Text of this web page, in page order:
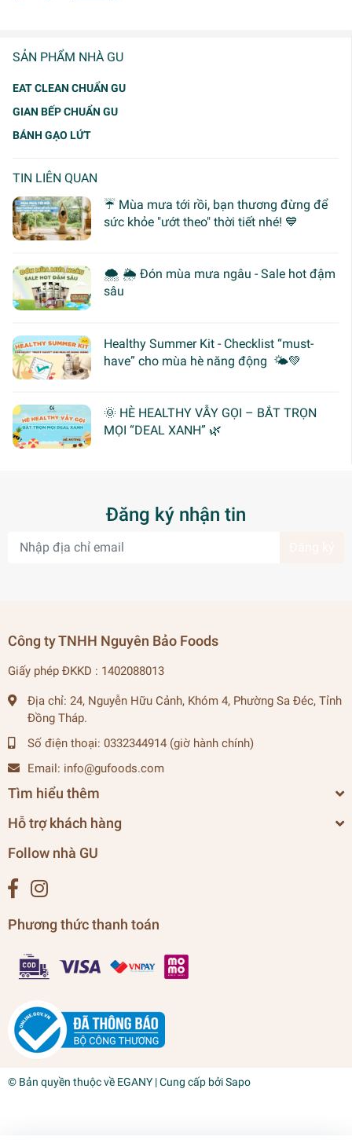
SẢN PHẨM NHÀ GU
EAT CLEAN CHUẨN GU
GIAN BẾP CHUẨN GU
BÁNH GẠO LỨT
TIN LIÊN QUAN
☔ Mùa mưa tới rồi, bạn thương đừng để
sức khỏe "ướt theo" thời tiết nhé! 💙
🌨 🌦 Đón mùa mưa ngâu - Sale hot đậm
sâu
Healthy Summer Kit - Checklist “must-
have” cho mùa hè năng động 🌤️💚
🌞 HÈ HEALTHY VẪY GỌI – BẮT TRỌN
MỌI “DEAL XANH” 🌿
Đăng ký nhận tin
Công ty TNHH Nguyên Bảo Foods
Giấy phép ĐKKD : 1402088013
Địa chỉ: 24, Nguyễn Hữu Cảnh, Khóm 4, Phường Sa Đéc, Tỉnh
Đồng Tháp.
Số điện thoại: 0332344914 (giờ hành chính)
Email: info@gufoods.com
Tìm hiểu thêm
Hỗ trợ khách hàng
Follow nhà GU
Phương thức thanh toán
© Bản quyền thuộc về EGANY | Cung cấp bởiSapo